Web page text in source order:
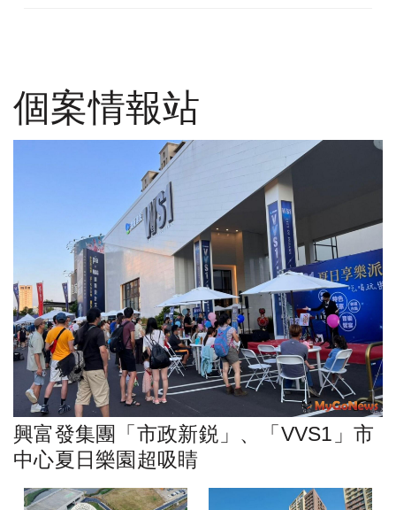
個案情報站
興富發集團「市政新鋭」、「VVS1」市
中心夏日樂園超吸睛